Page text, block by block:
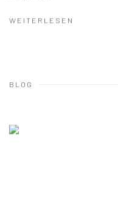
WEITERLESEN
BLOG